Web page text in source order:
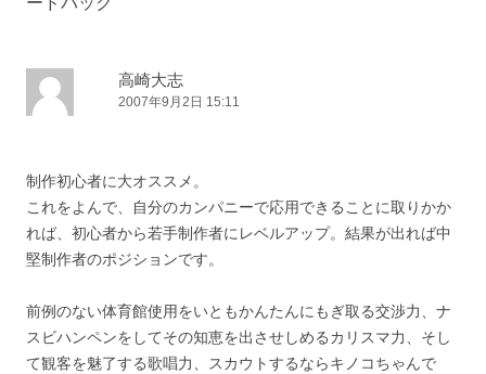
高崎大志
2007年9月2日 15:11
制作初心者に大オススメ。
これをよんで、自分のカンパニーで応用できることに取りかか
れば、初心者から若手制作者にレベルアップ。結果が出れば中
堅制作者のポジションです。
前例のない体育館使用をいともかんたんにもぎ取る交渉力、ナ
スビハンペンをしてその知恵を出させしめるカリスマ力、そし
て観客を魅了する歌唱力、スカウトするならキノコちゃんで